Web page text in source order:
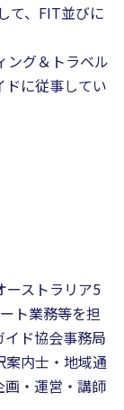
て、FIT並びに
ング＆トラベル
ドに従事してい
ーストラリア5
ト業務等を担
ド協会事務局
案内士・地域通
・運営・講師